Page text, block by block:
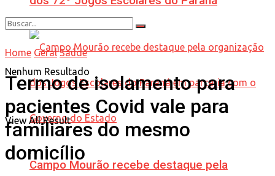
Campo Mourão recebe destaque pela
Nenhum Resultado
View All Result
Home Geral Saúde
Termo de isolamento para
pacientes Covid vale para
familiares do mesmo
domicílio